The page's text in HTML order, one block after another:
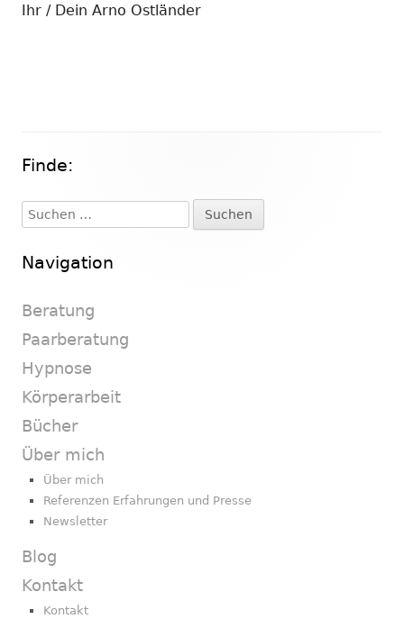
Ihr / Dein Arno Ostländer
Haupt-
Seitenleiste
Finde:
Suchen
nach:
Navigation
Beratung
Paarberatung
Hypnose
Körperarbeit
Bücher
Über mich
Über mich
Referenzen Erfahrungen und Presse
Newsletter
Blog
Kontakt
Kontakt